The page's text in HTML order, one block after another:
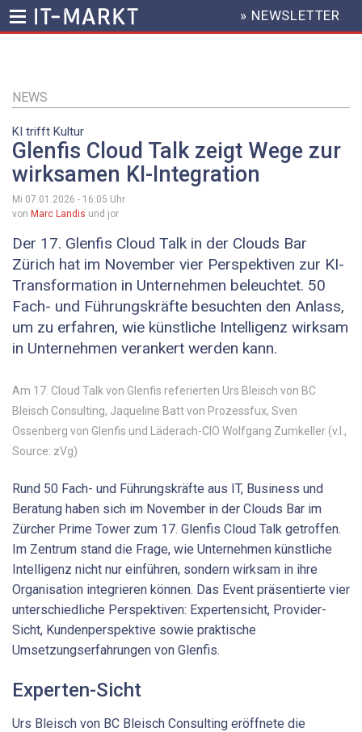
Inhalt
HEADER
MENU
» NEWSLETTER
NEWS
KI trifft Kultur
Glenfis Cloud Talk zeigt Wege zur
wirksamen KI-Integration
Mi 07.01.2026 - 16:05 Uhr
von Marc Landis und jor
Der 17. Glenfis Cloud Talk in der Clouds Bar
Zürich hat im November vier Perspektiven zur KI-
Transformation in Unternehmen beleuchtet. 50
Fach- und Führungskräfte besuchten den Anlass,
um zu erfahren, wie künstliche Intelligenz wirksam
in Unternehmen verankert werden kann.
Am 17. Cloud Talk von Glenfis referierten Urs Bleisch von BC
Bleisch Consulting, Jaqueline Batt von Prozessfux, Sven
Ossenberg von Glenfis und Läderach-CIO Wolfgang Zumkeller (v.l.,
Source: zVg)
Rund 50 Fach- und Führungskräfte aus IT, Business und
Beratung haben sich im November in der Clouds Bar im
Zürcher Prime Tower zum 17. Glenfis Cloud Talk getroffen.
Im Zentrum stand die Frage, wie Unternehmen künstliche
Intelligenz nicht nur einführen, sondern wirksam in ihre
Organisation integrieren können. Das Event präsentierte vier
unterschiedliche Perspektiven: Expertensicht, Provider-
Sicht, Kundenperspektive sowie praktische
Umsetzungserfahrungen von Glenfis.
Experten-Sicht
Urs Bleisch von BC Bleisch Consulting eröffnete die